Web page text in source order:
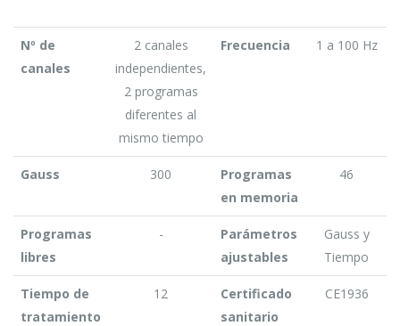
Nº de
canales
2 canales
independientes,
2 programas
diferentes al
mismo tiempo
Frecuencia 1 a 100 Hz
Gauss 300
Programas
en memoria
46
Programas
libres
-
Parámetros
ajustables
Gauss y
Tiempo
Tiempo de
tratamiento
12
Certificado
sanitario
CE1936